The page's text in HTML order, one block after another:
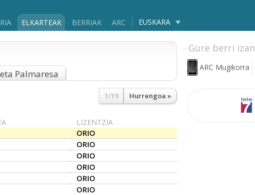
ELKARTEAK BERRIAK ARC EUSKARA
Palmaresa
1/19 Hurrengoa »
LIZENTZIA
ORIO
ORIO
ORIO
ORIO
ORIO
ORIO
Gure berri izan
ARC Mugikorra